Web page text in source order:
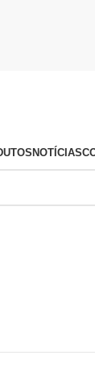
NOTÍCIAS